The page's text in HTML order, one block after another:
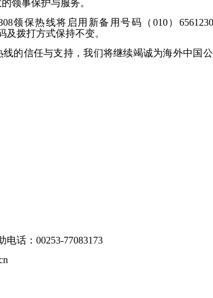
领事保护与服务。
领保热线将启用新备用号码（010）
及拨打方式保持不变。
的信任与支持，我们将继续竭诚为海外中国公
话：00253-77083173